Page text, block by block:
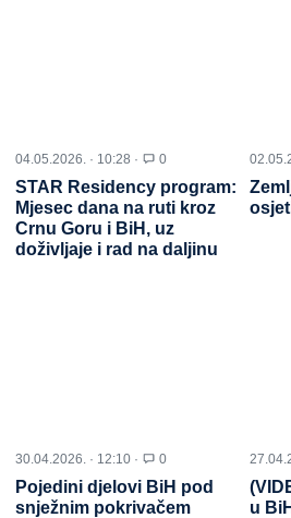
04.05.2026. · 10:28 · 0
STAR Residency program:
Mjesec dana na ruti kroz
Crnu Goru i BiH, uz
doživljaje i rad na daljinu
30.04.2026. · 12:10 · 0
Pojedini djelovi BiH pod
snježnim pokrivačem
u